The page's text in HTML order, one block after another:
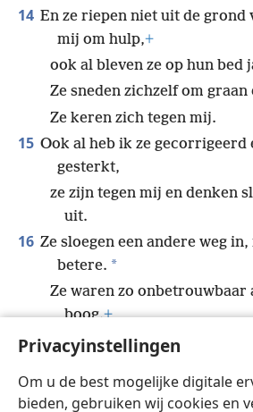
Privacyinstellingen
Om u de best mogelijke digitale
bieden, gebruiken wij cookies en
14 En ze riepen niet uit de grond
mij om hulp,+
ook al bleven ze op hun bed
Ze sneden zichzelf om
Ze keren zich tegen mij.
15 Ook al heb ik ze gecorrigeerd
gesterkt,
ze zijn tegen mij en denken
uit.
16 Ze sloegen een andere weg
betere. *
Ze waren zo onbetrouwbaar
boog.+
Hun leiders zullen door het
Daarom zullen ze een